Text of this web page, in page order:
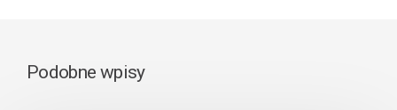
Podobne wpisy